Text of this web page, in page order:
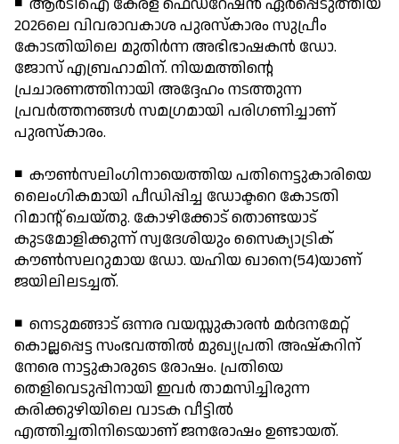
2026ലെ വിവരാവകാശ പുരസ്‌കാരം സുപ്രീം
കോടതിയിലെ മുതിര്‍ന്ന അഭിഭാഷകന്‍ ഡോ.
ജോസ് എബ്രഹാമിന്. നിയമത്തിന്റെ
പ്രചാരണത്തിനായി അദ്ദേഹം നടത്തുന്ന
പ്രവര്‍ത്തനങ്ങള്‍ സമഗ്രമായി പരിഗണിച്ചാണ്
പുരസ്‌കാരം.
◾ കൗണ്‍സലിംഗിനായെത്തിയ പതിനെട്ടുകാരിയെ
ലൈംഗികമായി പീഡിപ്പിച്ച ഡോക്ടറെ കോടതി
റിമാന്റ് ചെയ്തു. കോഴിക്കോട് തൊണ്ടയാട്
കുടമോളിക്കുന്ന് സ്വദേശിയും സൈക്യാട്രിക്
കൗണ്‍സലറുമായ ഡോ. യഹിയ ഖാനെ(54)യാണ്
ജയിലിലടച്ചത്.
◾ നെടുമങ്ങാട് ഒന്നര വയസ്സുകാരന്‍ മര്‍ദനമേറ്റ്
കൊല്ലപ്പെട്ട സംഭവത്തില്‍ മുഖ്യപ്രതി അഷ്‌കറിന്
നേരെ നാട്ടുകാരുടെ രോഷം. പ്രതിയെ
തെളിവെടുപ്പിനായി ഇവര്‍ താമസിച്ചിരുന്ന
കരിക്കുഴിയിലെ വാടക വീട്ടില്‍
എത്തിച്ചതിനിടെയാണ് ജനരോഷം ഉണ്ടായത്.